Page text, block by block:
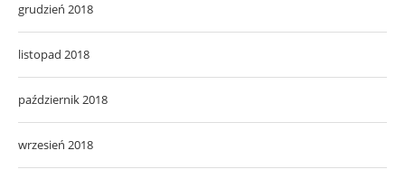
grudzień 2018
listopad 2018
październik 2018
wrzesień 2018